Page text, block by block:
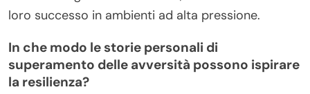
loro successo in ambienti ad alta pressione.
In che modo le storie personali di
superamento delle avversità possono ispirare
la resilienza?